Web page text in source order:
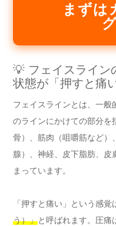
まずは
💡 フェイスライン
状態が「押すと痛
フェイスラインとは、一般
のラインにかけての部分を
骨）、筋肉（咀嚼筋など）
腺）、神経、皮下脂肪、皮
まっています。
「押すと痛い」という感覚
う）」と呼ばれます。圧痛